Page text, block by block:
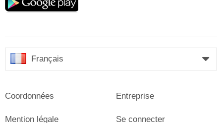
Français
Coordonnées
Mention légale
Entreprise
Se connecter